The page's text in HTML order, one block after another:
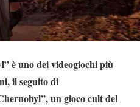
è uno dei videogiochi più
il seguito di
un gioco cult del